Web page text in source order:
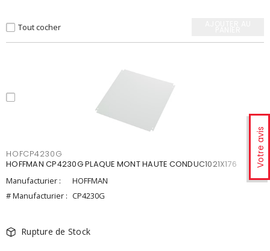
Votre avis
Tout cocher
HOFCP4230G
HOFFMAN CP4230G PLAQUE MONT HAUTE CONDUC1021X176
Manufacturier :
HOFFMAN
# Manufacturier : CP4230G
Rupture de Stock